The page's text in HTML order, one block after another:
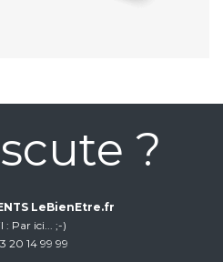
?
LeBienEtre.fr
Par ici... ;-)
20 14 99 99